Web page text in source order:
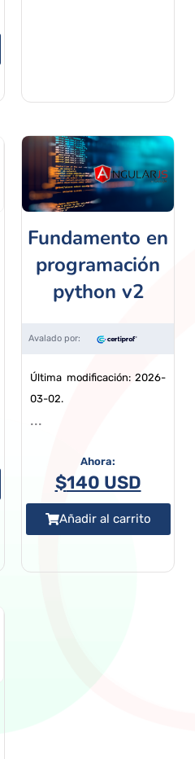
Fundamento en
programación
python v2
Última modificación: 2026-
03-02.
...
$140 USD
Añadir al carrito